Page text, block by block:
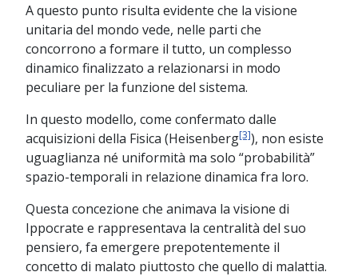
A questo punto risulta evidente che la visione
unitaria del mondo vede, nelle parti che
concorrono a formare il tutto, un complesso
dinamico finalizzato a relazionarsi in modo
peculiare per la funzione del sistema.
In questo modello, come confermato dalle
acquisizioni della Fisica (Heisenberg[3]), non esiste
uguaglianza né uniformità ma solo “probabilità”
spazio-temporali in relazione dinamica fra loro.
Questa concezione che animava la visione di
Ippocrate e rappresentava la centralità del suo
pensiero, fa emergere prepotentemente il
concetto di malato piuttosto che quello di malattia.